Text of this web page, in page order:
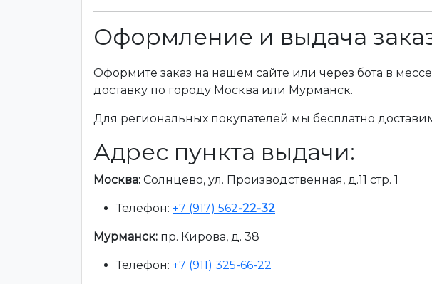
Оформление и выдача
Оформите заказ на нашем сайте или через бота в
доставку по городу Москва или Мурманск.
Для региональных покупателей мы бесплатно
Адрес пункта выдачи:
Москва: Солнцево, ул. Производственная, д.11 стр. 1
Телефон: +7 (917) 562-22-32
Мурманск: пр. Кирова, д. 38
Телефон: +7 (911) 325-66-22